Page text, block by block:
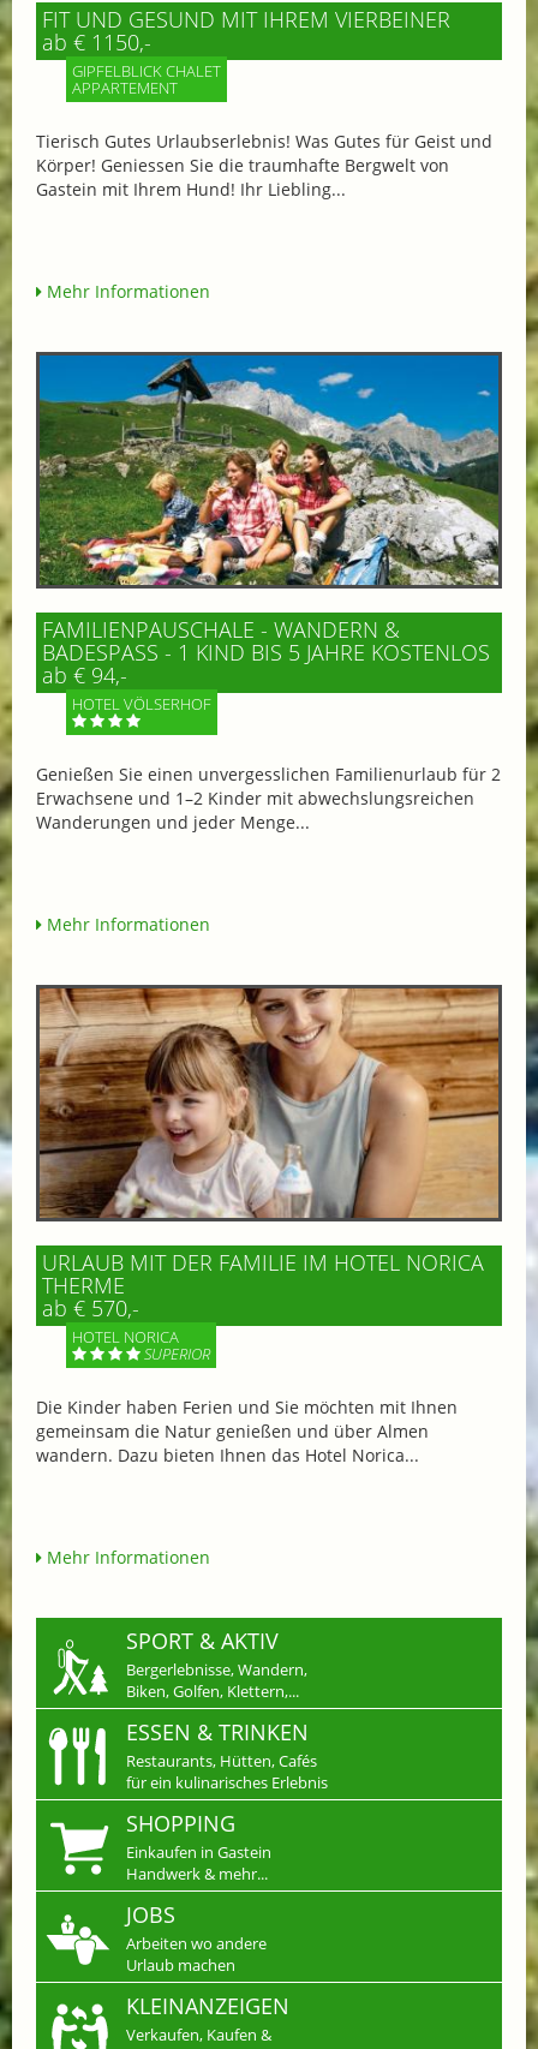
FIT UND GESUND MIT IHREM VIERBEINER
ab € 1150,-
GIPFELBLICK CHALET
APPARTEMENT
Tierisch Gutes Urlaubserlebnis! Was Gutes für Geist und
Körper! Geniessen Sie die traumhafte Bergwelt von
Gastein mit Ihrem Hund! Ihr Liebling...
Mehr Informationen
FAMILIENPAUSCHALE - WANDERN &
BADESPASS - 1 KIND BIS 5 JAHRE KOSTENLOS
ab € 94,-
HOTEL VÖLSERHOF
Genießen Sie einen unvergesslichen Familienurlaub für 2
Erwachsene und 1–2 Kinder mit abwechslungsreichen
Wanderungen und jeder Menge...
Mehr Informationen
URLAUB MIT DER FAMILIE IM HOTEL NORICA
THERME
ab € 570,-
HOTEL NORICA
SUPERIOR
Die Kinder haben Ferien und Sie möchten mit Ihnen
gemeinsam die Natur genießen und über Almen
wandern. Dazu bieten Ihnen das Hotel Norica...
Mehr Informationen
SPORT & AKTIV
Bergerlebnisse, Wandern,
Biken, Golfen, Klettern,...
ESSEN & TRINKEN
Restaurants, Hütten, Cafés
für ein kulinarisches Erlebnis
SHOPPING
Einkaufen in Gastein
Handwerk & mehr...
JOBS
Arbeiten wo andere
Urlaub machen
KLEINANZEIGEN
Verkaufen, Kaufen &